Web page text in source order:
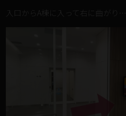
入口からA棟に入って右に曲がり…